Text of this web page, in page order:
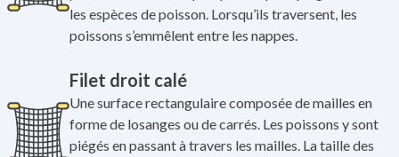
les espèces de poisson. Lorsqu’ils traversent, les
poissons s’emmêlent entre les nappes.
Filet droit calé
Une surface rectangulaire composée de mailles en
forme de losanges ou de carrés. Les poissons y sont
piégés en passant à travers les mailles. La taille des